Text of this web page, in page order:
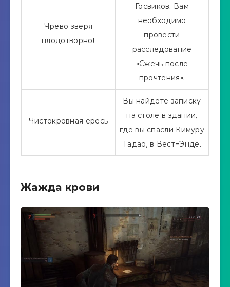
Чрево зверя
плодотворно!
Госвиков. Вам
необходимо
провести
расследование
«Сжечь после
прочтения».
Чистокровная ересь
Вы найдете записку
на столе в здании,
где вы спасли Кимуру
Тадао, в Вест-Энде.
Жажда крови